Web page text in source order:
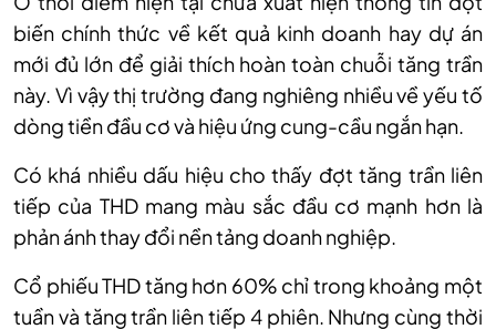
biến chính thức về kết quả kinh doanh hay dự án
mới đủ lớn để giải thích hoàn toàn chuỗi tăng trần
này. Vì vậy thị trường đang nghiêng nhiều về yếu tố
dòng tiền đầu cơ và hiệu ứng cung-cầu ngắn hạn.
Có khá nhiều dấu hiệu cho thấy đợt tăng trần liên
tiếp của THDmang màu sắc đầu cơ mạnh hơn là
phản ánh thay đổi nền tảng doanh nghiệp.
Cổ phiếuTHD tăng hơn 60% chỉ trong khoảng một
tuần và tăng trần liên tiếp 4 phiên. Nhưng cùng thời